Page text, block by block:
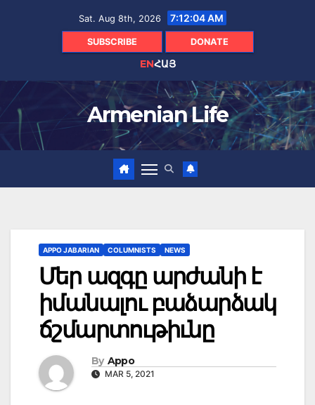
Sat. Aug 8th, 2026 7:12:05 AM
SUBSCRIBE DONATE
ENՀԱՅ
Armenian Life
APPO JABARIAN COLUMNISTS NEWS
Մեր ազգը արժանի է
իմանալու բաձարձակ
ճշմարտութիւնը
By Appo
MAR 5, 2021